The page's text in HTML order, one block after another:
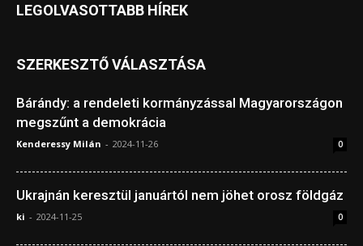
LEGOLVASOTTABB HÍREK
SZERKESZTŐ VÁLASZTÁSA
Bárándy: a rendeleti kormányzással Magyarországon
megszűnt a demokrácia
Kenderessy Milán - 2024-11-26 0
Ukrajnán keresztül januártól nem jöhet orosz földgáz
ki - 2024-11-25 0